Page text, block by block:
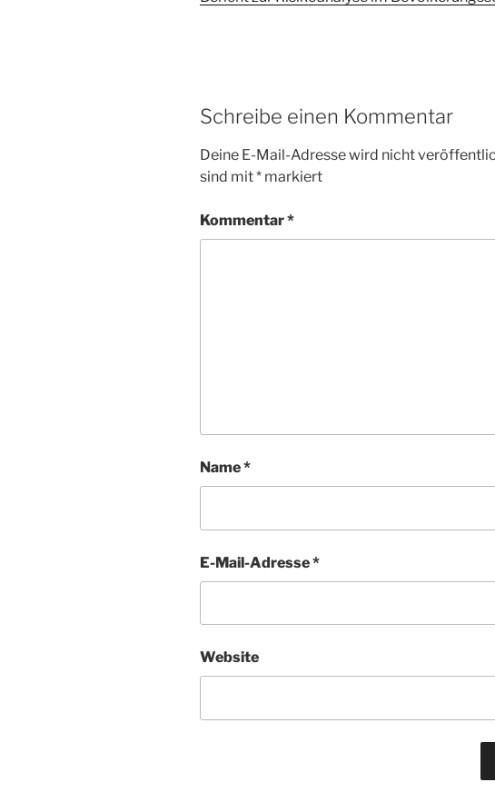
Schreibe einen Kommentar
Deine E-Mail-Adresse wird nicht
sind mit* markiert
Kommentar*
Name*
E-Mail-Adresse*
Website